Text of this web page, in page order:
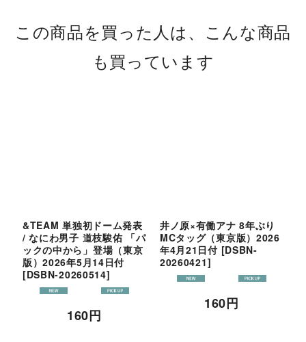
この商品を買った人は、こんな商品
も買っています
&TEAM 単独初ドーム発表
/ なにわ男子 道枝駿佑 「パ
ックの中から」登場（東京
版）2026年5月14日付
[DSBN-20260514]
160円
井ノ原×有働アナ 8年ぶり
MCタッグ（東京版）2026
年4月21日付 [DSBN-
20260421]
160円